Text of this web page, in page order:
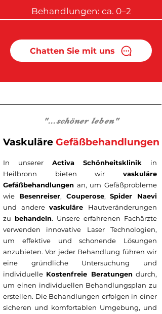
Behandlungen: ca. 0–2
Chatten Sie mit uns
"...schöner leben"
Vaskuläre Gefäßbehandlungen
In unserer Activa Schönheitsklinik in
Heilbronn bieten wir vaskuläre
Gefäßbehandlungen an, um Gefäßprobleme
wie Besenreiser, Couperose,Spider Naevi
und anderevaskuläre Hautveränderungen
zu behandeln. Unsere erfahrenen Fachärzte
verwenden innovative Laser Technologien,
um effektive und schonende Lösungen
anzubieten. Vor jeder Behandlung führen wir
eine gründliche Untersuchung und
individuelle Kostenfreie Beratungendurch,
um einen individuellen Behandlungsplan zu
erstellen. Die Behandlungen erfolgen in einer
sicheren und komfortablen Umgebung, und